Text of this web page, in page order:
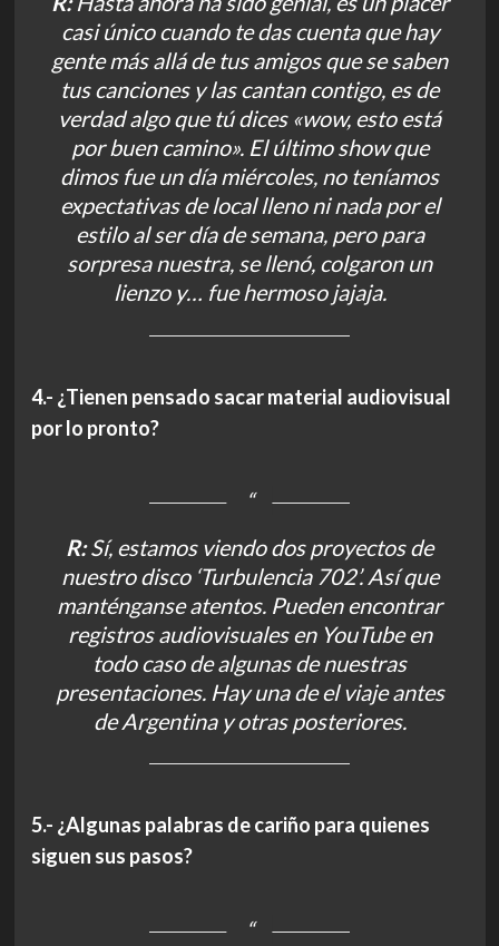
casi único cuando te das cuenta que hay
gente más allá de tus amigos que se saben
tus canciones y las cantan contigo, es de
verdad algo que tú dices «wow, esto está
por buen camino». El último show que
dimos fue un día miércoles, no teníamos
expectativas de local lleno ni nada por el
estilo al ser día de semana, pero para
sorpresa nuestra, se llenó, colgaron un
lienzo y… fue hermoso jajaja.
4.- ¿Tienen pensado sacar material audiovisual
por lo pronto?
R:Sí, estamos viendo dos proyectos de
nuestro disco ‘Turbulencia 702’. Así que
manténganse atentos. Pueden encontrar
registros audiovisuales en YouTube en
todo caso de algunas de nuestras
presentaciones. Hay una de el viaje antes
de Argentina y otras posteriores.
5.- ¿Algunas palabras de cariño para quienes
siguen sus pasos?